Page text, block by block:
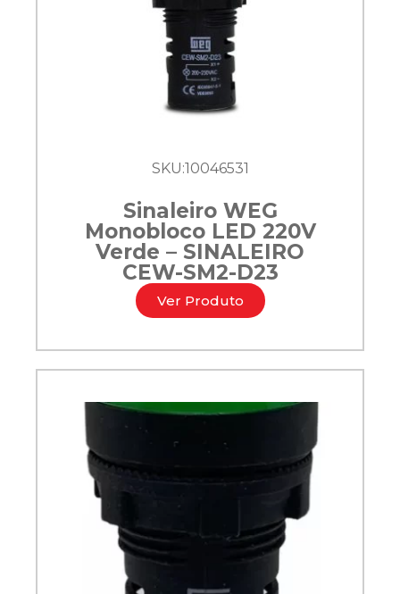
SKU:10046531
Sinaleiro WEG
Monobloco LED 220V
Verde – SINALEIRO
CEW-SM2-D23
Ver Produto